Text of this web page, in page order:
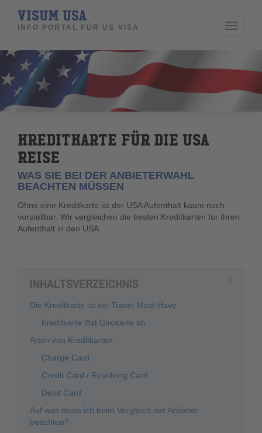
Toggle
VISUM USA
INFO PORTAL FÜR US VISA
KREDITKARTE FÜR DIE USA
REISE
WAS SIE BEI DER ANBIETERWAHL
BEACHTEN MÜSSEN
Ohne eine Kreditkarte ist der USA Aufenthalt kaum noch
vorstellbar. Wir vergleichen die besten Kreditkarten für Ihren
Aufenthalt in den USA.
INHALTSVERZEICHNIS
Die Kreditkarte ist ein Travel Must-Have
Kreditkarte löst Girokarte ab
Arten von Kreditkarten
Charge Card
Credit Card / Revolving Card
Debit Card
Auf was muss ich beim Vergleich der Anbieter
beachten?